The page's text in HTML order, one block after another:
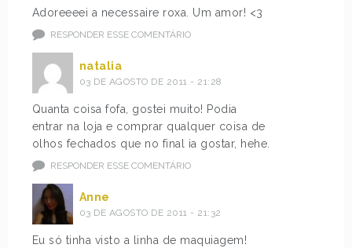
Adoreeeei a necessaire roxa. Um amor! <3
RESPONDER ESSE COMENTÁRIO
natalia
03 DE AGOSTO DE 2011 - 21:28
Quanta coisa fofa, gostei muito! Podia
entrar na loja e comprar qualquer coisa de
olhos fechados que no final ia gostar, hehe.
RESPONDER ESSE COMENTÁRIO
Anne
03 DE AGOSTO DE 2011 - 21:32
Eu só tinha visto a linha de maquiagem!